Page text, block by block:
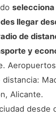
llegar
de
y
distancia:
Alicante.
desde